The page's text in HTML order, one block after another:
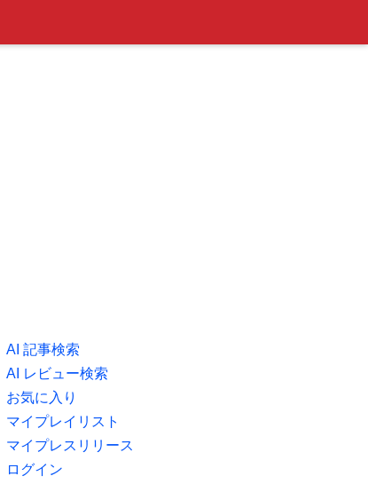
AI 記事検索
AI レビュー検索
お気に入り
マイプレイリスト
マイプレスリリース
ログイン